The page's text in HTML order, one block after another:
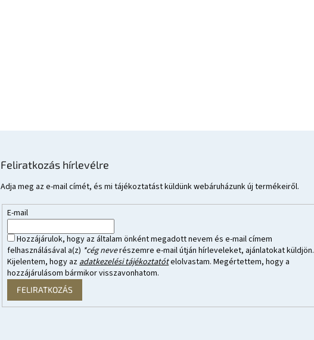
Feliratkozás hírlevélre
Adja meg az e-mail címét, és mi tájékoztatást küldünk webáruházunk új termékeiről.
E-mail
Hozzájárulok, hogy az általam önként megadott nevem és e-mail címem
felhasználásával a(z) *cég neverészemre e-mail útján hírleveleket, ajánlatokat küldjön.
Kijelentem, hogy az adatkezelési tájékoztatótelolvastam. Megértettem, hogy a
hozzájárulásom bármikor visszavonhatom.
FELIRATKOZÁS